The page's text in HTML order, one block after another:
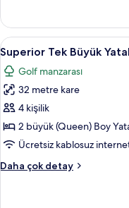
fazla
detay
Superior
Tek
Büyük
Yataklı
Oda
için
tüm
görün
6
Superior Tek Büyük
Golf manzarası
32 metre kare
4 kişilik
2 büyük (Queen) Boy
Ücretsiz kablosuz
Daha çok detay
Superior